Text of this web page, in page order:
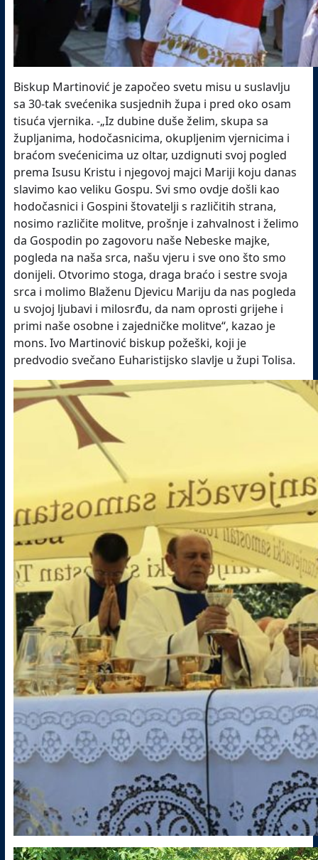
Biskup Martinović je započeo svetu misu u suslavlju
sa 30-tak svećenika susjednih župa i pred oko osam
tisuća vjernika. -„Iz dubine duše želim, skupa sa
župljanima, hodočasnicima, okupljenim vjernicima i
braćom svećenicima uz oltar, uzdignuti svoj pogled
prema Isusu Kristu i njegovoj majci Mariji koju danas
slavimo kao veliku Gospu. Svi smo ovdje došli kao
hodočasnici i Gospini štovatelji s različitih strana,
nosimo različite molitve, prošnje i zahvalnost i želimo
da Gospodin po zagovoru naše Nebeske majke,
pogleda na naša srca, našu vjeru i sve ono što smo
donijeli. Otvorimo stoga, draga braćo i sestre svoja
srca i molimo Blaženu Djevicu Mariju da nas pogleda
u svojoj ljubavi i milosrđu, da nam oprosti grijehe i
primi naše osobne i zajedničke molitve“, kazao je
mons. Ivo Martinović biskup požeški, koji je
predvodio svečano Euharistijsko slavlje u župi Tolisa.